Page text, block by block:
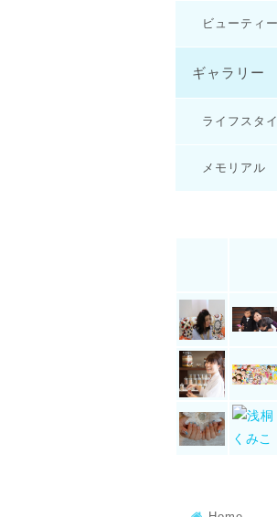
ビューティ
ギャラリー
ライフスタ
メモリアル